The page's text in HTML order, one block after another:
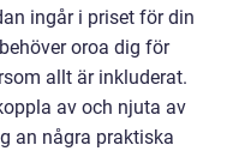
ingår i priset för din
oroa dig för
allt är inkluderat.
av och njuta av
an några praktiska